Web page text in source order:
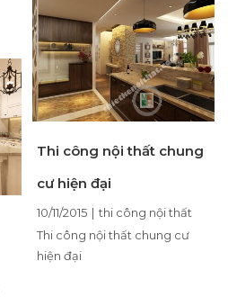
Thi công nội thất chung
cư hiện đại
10/11/2015 | thi công nội thất
Thi công nội thất chung cư
hiện đại